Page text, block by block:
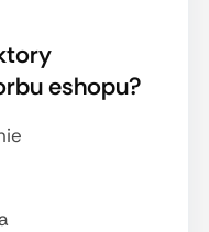
eshopu?